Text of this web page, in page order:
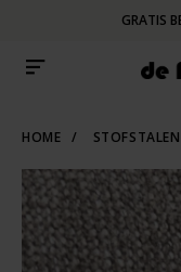
GRATIS
HOME /